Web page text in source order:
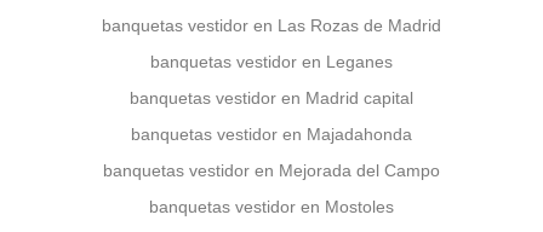
banquetas vestidor en Las Rozas de Madrid
banquetas vestidor en Leganes
banquetas vestidor en Madrid capital
banquetas vestidor en Majadahonda
banquetas vestidor en Mejorada del Campo
banquetas vestidor en Mostoles